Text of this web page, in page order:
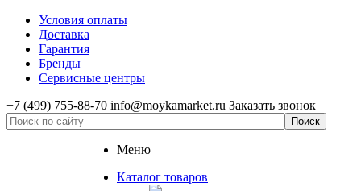
Условия оплаты
Доставка
Гарантия
Бренды
Сервисные центры
+7 (499) 755-88-70 info@moykamarket.ru Заказать звонок
Меню
Каталог товаров